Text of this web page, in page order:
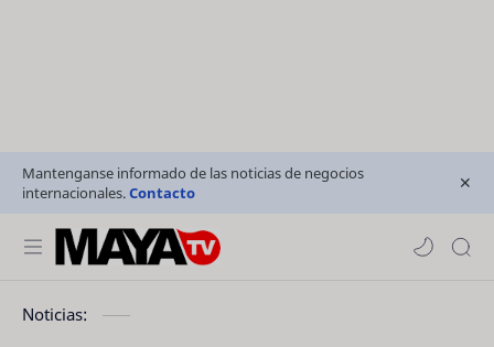
Mantenganse informado de las noticias de negocios
internacionales.Contacto
Noticias: